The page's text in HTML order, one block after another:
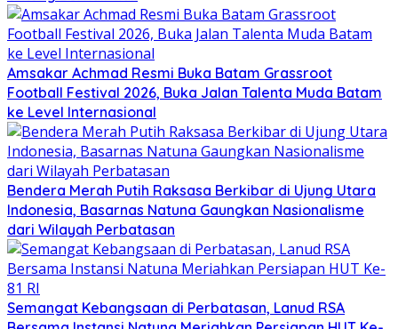
Amsakar Achmad Resmi Buka Batam Grassroot
Football Festival 2026, Buka Jalan Talenta Muda Batam
ke Level Internasional
Bendera Merah Putih Raksasa Berkibar di Ujung Utara
Indonesia, Basarnas Natuna Gaungkan Nasionalisme
dari Wilayah Perbatasan
Semangat Kebangsaan di Perbatasan, Lanud RSA